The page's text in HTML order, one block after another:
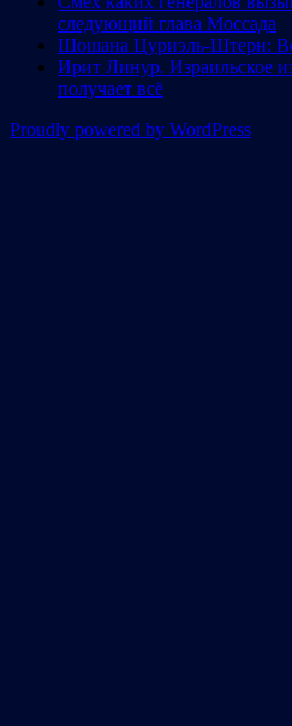
следующий глава Моссада
Шошана Цуриэль-Штерн:
Ирит Линур. Израильское
получает всё
Proudly powered by WordPress